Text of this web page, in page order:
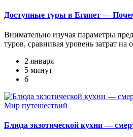
Доступные туры в Египет —
Внимательно изучая параметры
туров, сравнивая уровень затрат на
2 января
5 минут
6
Мир путешествий
Блюда экзотической кухни —